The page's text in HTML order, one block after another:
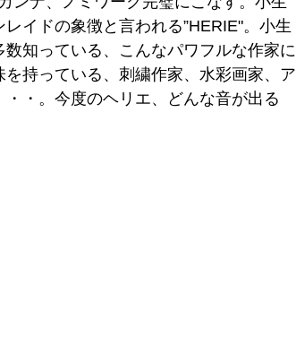
イドの象徴と言われる”HERIE"。小生
知っている、こんなパワフルな作家に
持っている、刺繍作家、水彩画家、ア
・。今度のヘリエ、どんな音が出る